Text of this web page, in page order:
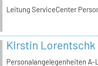
Leitung ServiceCenter
Kirstin Lorentschk
Personalangelegenheiten A-